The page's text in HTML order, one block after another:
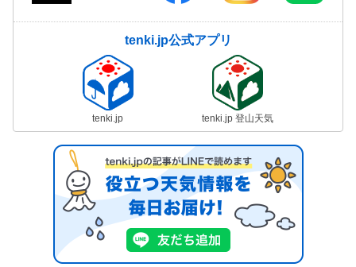
tenki.jp公式アプリ
tenki.jp tenki.jp 登山天気